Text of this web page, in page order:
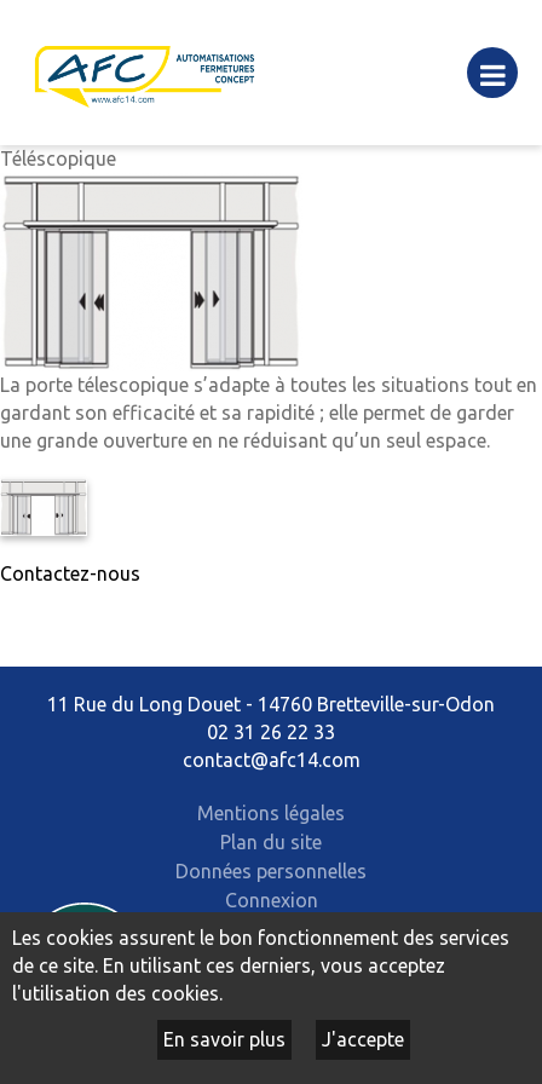
Téléscopique
La porte télescopique s’adapte à toutes les situations tout en
gardant son efficacité et sa rapidité ; elle permet de garder
une grande ouverture en ne réduisant qu’un seul espace.
Contactez-nous
11 Rue du Long Douet - 14760 Bretteville-sur-Odon
02 31 26 22 33
contact@afc14.com
Mentions légales
Plan du site
Données personnelles
Connexion
Les cookies assurent le bon fonctionnement des services
de ce site. En utilisant ces derniers, vous acceptez
l'utilisation des cookies.
En savoir plus J'accepte